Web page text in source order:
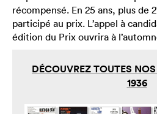
récompensé. En 25 ans, plus de
participé au prix. L’appel à
édition du Prix ouvrira à
DÉCOUVREZ TOUTES
1936